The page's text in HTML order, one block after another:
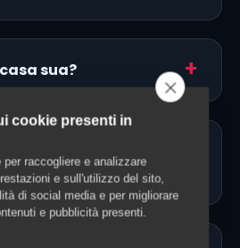
sua?
somministrare
cookie presenti in
raccogliere e analizzare
e sull'utilizzo del sito,
di social media e per migliorare
e pubblicità presenti.